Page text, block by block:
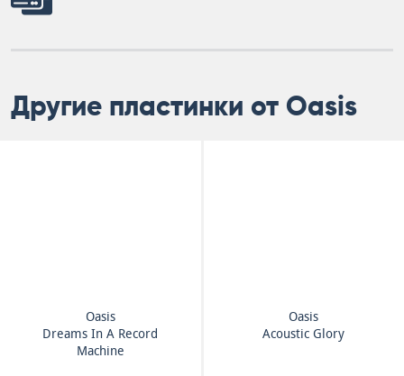
Другие пластинки от Oasis
Oasis
Dreams In A Record
Machine
Oasis
Acoustic Glory